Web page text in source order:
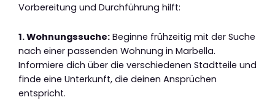
Vorbereitung und Durchführung hilft:
1. Wohnungssuche: Beginne frühzeitig mit der Suche
nach einer passenden Wohnung in Marbella.
Informiere dich über die verschiedenen Stadtteile und
finde eine Unterkunft, die deinen Ansprüchen
entspricht.